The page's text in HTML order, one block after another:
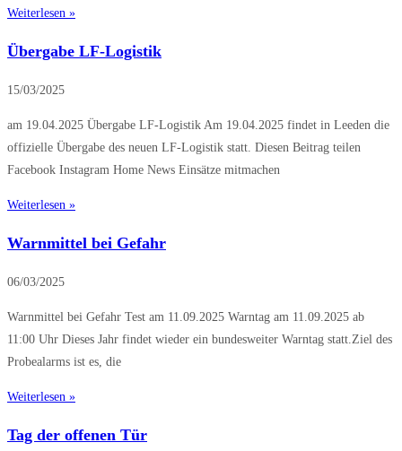
Weiterlesen »
Übergabe LF-Logistik
15/03/2025
am 19.04.2025 Übergabe LF-Logistik Am 19.04.2025 findet in Leeden die
offizielle Übergabe des neuen LF-Logistik statt. Diesen Beitrag teilen
Facebook Instagram Home News Einsätze mitmachen
Weiterlesen »
Warnmittel bei Gefahr
06/03/2025
Warnmittel bei Gefahr Test am 11.09.2025 Warntag am 11.09.2025 ab
11:00 Uhr Dieses Jahr findet wieder ein bundesweiter Warntag statt.Ziel des
Probealarms ist es, die
Weiterlesen »
Tag der offenen Tür